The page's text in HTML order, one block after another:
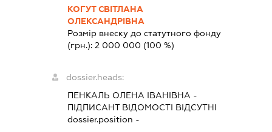
КОГУТ СВІТЛАНА
ОЛЕКСАНДРІВНА
Розмір внеску до статутного фонду
(грн.):2 000 000 (100 %)
dossier.heads:
ПЕНКАЛЬ ОЛЕНА ІВАНІВНА -
ПІДПИСАНТВІДОМОСТІ ВІДСУТНІ
dossier.position -